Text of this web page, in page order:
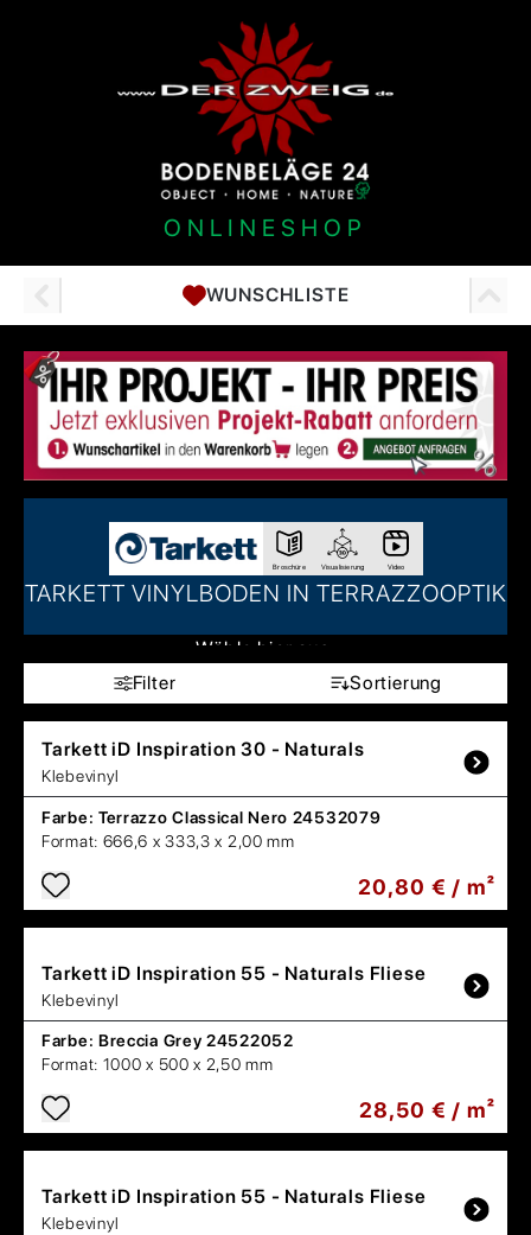
ONLINESHOP
WUNSCHLISTE
Broschüre Visualisierung Video
TARKETT VINYLBODEN IN TERRAZZOOPTIK
Wähle hier aus:
Filter
Sortierung
Tarkett iD Inspiration 30 - Naturals
Klebevinyl
Farbe: Terrazzo Classical Nero 24532079
Format: 666,6 x 333,3 x 2,00 mm
20,80 € / m²
Tarkett iD Inspiration 55 - Naturals Fliese
Klebevinyl
Farbe: Breccia Grey 24522052
Format: 1000 x 500 x 2,50 mm
28,50 € / m²
Tarkett iD Inspiration 55 - Naturals Fliese
Klebevinyl